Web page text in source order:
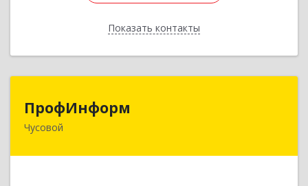
Показать контакты
Назад
ПрофИнформ
Чусовой
618204, Пермский край, г.о. Чусовской, Чусовой